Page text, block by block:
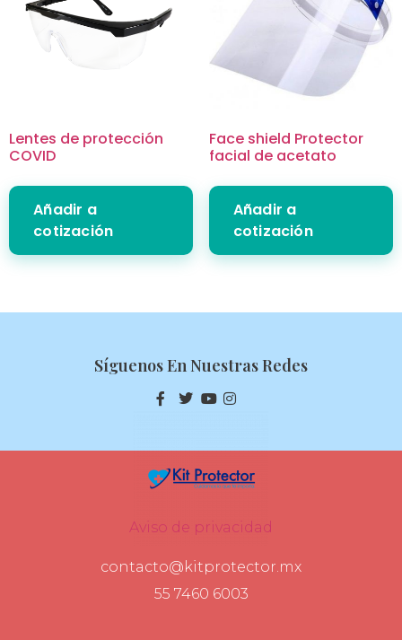
Lentes de protección
COVID
Añadir a
cotización
Face shield Protector
facial de acetato
Añadir a
cotización
Síguenos En Nuestras Redes
Aviso de privacidad
contacto@kitprotector.mx
55 7460 6003